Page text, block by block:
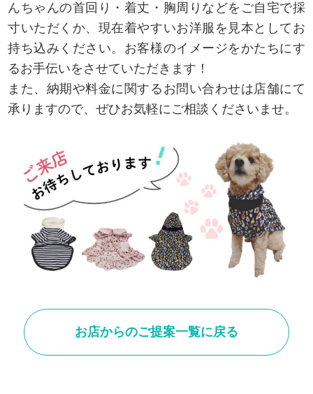
んちゃんの首回り・着丈・胸周りなどをご自宅で採
寸いただくか、現在着やすいお洋服を見本としてお
持ち込みください。お客様のイメージをかたちにす
るお手伝いをさせていただきます！
また、納期や料金に関するお問い合わせは店舗にて
承りますので、ぜひお気軽にご相談くださいませ。
お店からのご提案一覧に戻る